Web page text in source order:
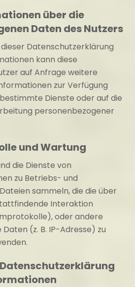
über die
Daten des Nutzers
dieser Datenschutzerklärung
kann diese
auf Anfrage weitere
zur Verfügung
Dienste oder auf die
personenbezogener
und Wartung
die Dienste von
zu Betriebs- und
sammeln, die die über
Interaktion
oder andere
(z. B. IP-Adresse) zu